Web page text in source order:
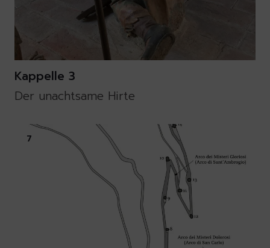
Kappelle 3
Der unachtsame Hirte
7